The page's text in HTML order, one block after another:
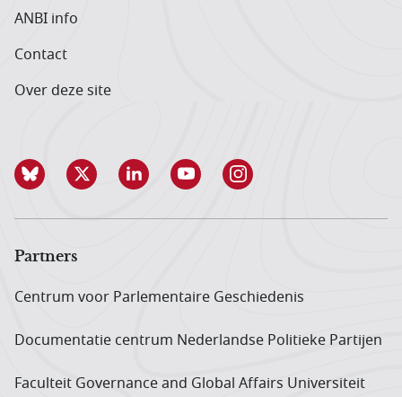
ANBI info
Contact
Over deze site
Partners
Centrum voor Parlementaire Geschiedenis
Documentatie centrum Neder­landse Politieke Partijen
Faculteit Governance and Global Affairs Universiteit